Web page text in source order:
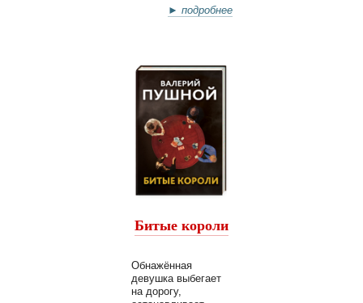
► подробнее
Битые короли
Обнажённая
девушка выбегает
на дорогу,